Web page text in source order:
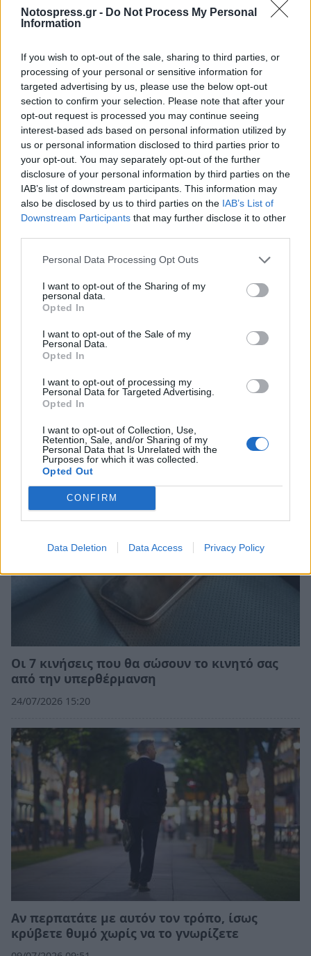
Notospress.gr - Do Not Process My Personal
Information
If you wish to opt-out of the sale, sharing to third parties, or
processing of your personal or sensitive information for
targeted advertising by us, please use the below opt-out
section to confirm your selection. Please note that after your
opt-out request is processed you may continue seeing
interest-based ads based on personal information utilized by
us or personal information disclosed to third parties prior to
your opt-out. You may separately opt-out of the further
disclosure of your personal information by third parties on the
IAB’s list of downstream participants. This information may
also be disclosed by us to third parties on the IAB’s List of
Downstream Participants that may further disclose it to other
Personal Data Processing Opt Outs
I want to opt-out of the Sharing of my
personal data.
Opted In
I want to opt-out of the Sale of my
Personal Data.
Opted In
I want to opt-out of processing my
Personal Data for Targeted Advertising.
Opted In
I want to opt-out of Collection, Use,
Retention, Sale, and/or Sharing of my
Personal Data that Is Unrelated with the
Purposes for which it was collected.
Opted Out
CONFIRM
Data Deletion Data Access Privacy Policy
Σαλμονέλα: Τι δεν πρέπει να κάνετε ποτέ με
το ωμό κοτόπουλο
01/08/2026 09:33
Μικρομεσαίες επιχειρήσεις: Τα 9 πεδία που
απαιτούν συνεχή παρακολούθηση
01/08/2026 09:18
Οι 7 κινήσεις που θα σώσουν το κινητό σας
από την υπερθέρμανση
24/07/2026 15:20
Αν περπατάτε με αυτόν τον τρόπο, ίσως
κρύβετε θυμό χωρίς να το γνωρίζετε